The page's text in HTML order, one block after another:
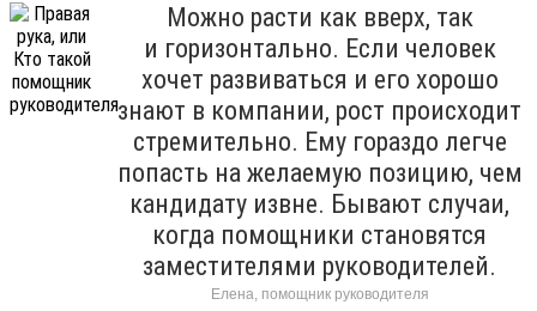
Можно расти как вверх, так
и горизонтально. Если человек
хочет развиваться и его хорошо
знают в компании, рост происходит
стремительно. Ему гораздо легче
попасть на желаемую позицию, чем
кандидату извне. Бывают случаи,
когда помощники становятся
заместителями руководителей.
Елена, помощник руководителя